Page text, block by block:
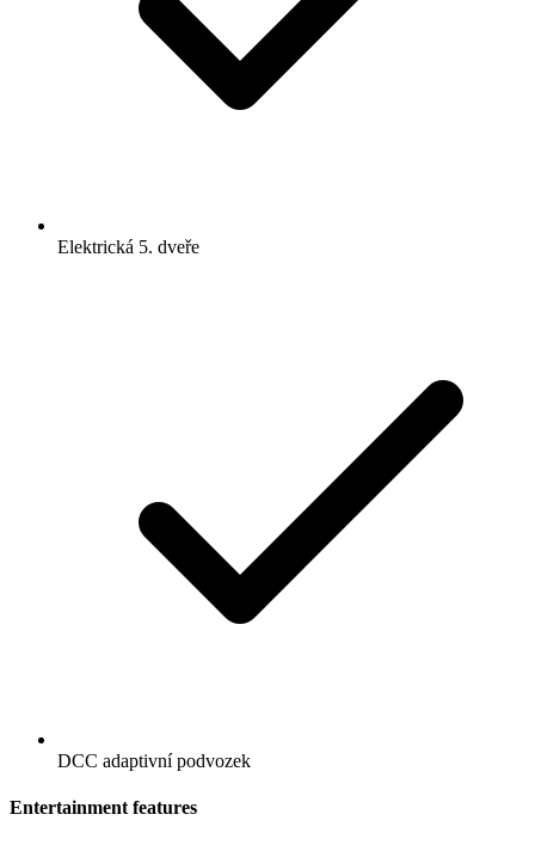
Elektrická 5. dveře
DCC adaptivní podvozek
Entertainment features